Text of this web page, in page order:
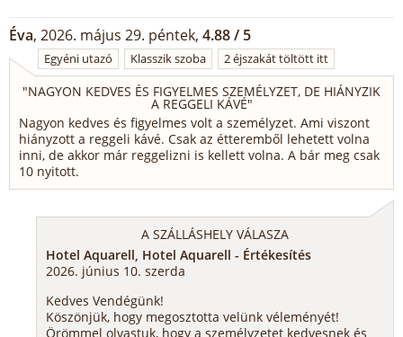
Éva, 2026. május 29. péntek, 4.88 / 5
Egyéni utazó Klasszik szoba 2 éjszakát töltött itt
"NAGYON KEDVES ÉS FIGYELMES SZEMÉLYZET, DE HIÁNYZIK
A REGGELI KÁVÉ"
Nagyon kedves és figyelmes volt a személyzet. Ami viszont
hiányzott a reggeli kávé. Csak az étteremből lehetett volna
inni, de akkor már reggelizni is kellett volna. A bár meg csak
10 nyitott.
A SZÁLLÁSHELY VÁLASZA
Hotel Aquarell, Hotel Aquarell - Értékesítés
2026. június 10. szerda
Kedves Vendégünk!
Köszönjük, hogy megosztotta velünk véleményét!
Örömmel olvastuk, hogy a személyzetet kedvesnek és